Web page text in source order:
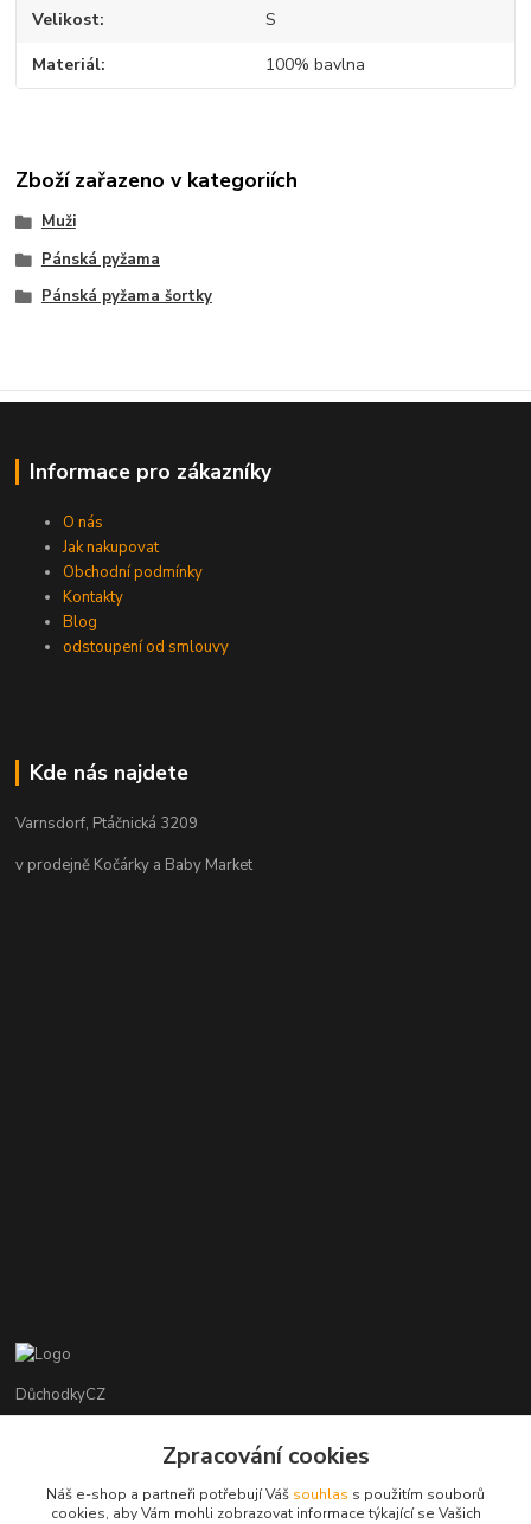
Velikost S
Materiál 100% bavlna
Zboží zařazeno v kategoriích
Muži
Pánská pyžama
Pánská pyžama šortky
Informace pro zákazníky
O nás
Jak nakupovat
Obchodní podmínky
Kontakty
Blog
odstoupení od smlouvy
Kde nás najdete
Varnsdorf, Ptáčnická 3209
v prodejně Kočárky a Baby Market
DůchodkyCZ
+420 412384749
Zpracování cookies
Náš e-shop a partneři potřebují Váš souhlas s použitím souborů
cookies, aby Vám mohli zobrazovat informace týkající se Vašich